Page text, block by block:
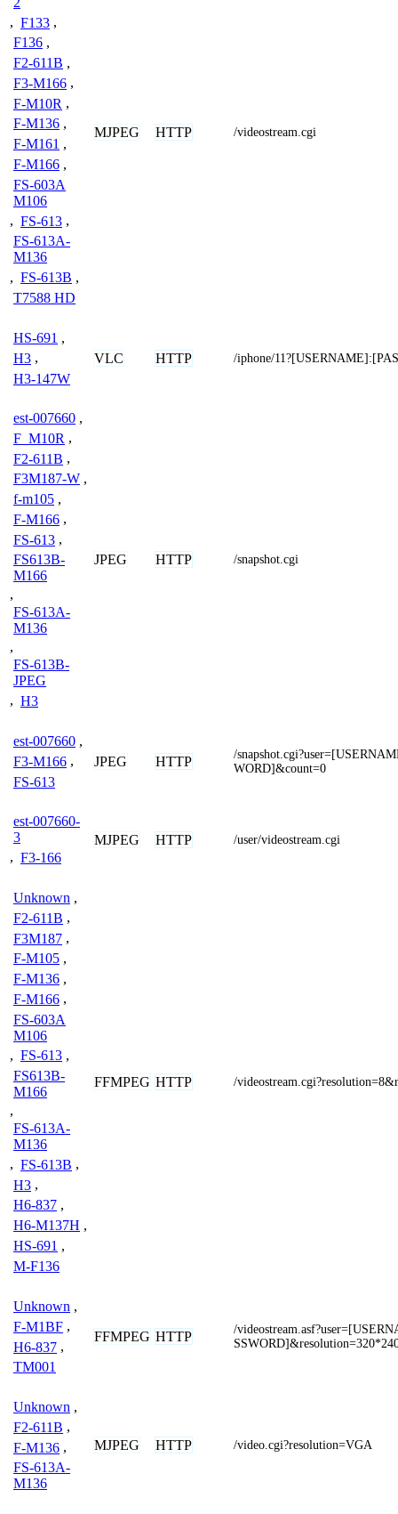
, F133 ,
F136 ,
F2-611B ,
F3-M166 ,
F-M10R ,
F-M136 ,
F-M161 ,
F-M166 ,
FS-603A
M106
, FS-613 ,
FS-613A-
M136
, FS-613B ,
T7588 HD
MJPEG HTTP /videostream.cgi
HS-691 ,
H3 ,
H3-147W
VLC HTTP /iphone/
est-007660 ,
F_M10R ,
F2-611B ,
F3M187-W ,
f-m105 ,
F-M166 ,
FS-613 ,
FS613B-
M166
,
FS-613A-
M136
,
FS-613B-
JPEG
, H3
JPEG HTTP /snapshot.cgi
est-007660 ,
F3-M166 ,
FS-613
JPEG HTTP
/
WORD]&count=0
est-007660-
3
, F3-166
MJPEG HTTP /user/videostream.cgi
Unknown ,
F2-611B ,
F3M187 ,
F-M105 ,
F-M136 ,
F-M166 ,
FS-603A
M106
, FS-613 ,
FS613B-
M166
,
FS-613A-
M136
, FS-613B ,
H3 ,
H6-837 ,
H6-M137H ,
HS-691 ,
M-F136
FFMPEG HTTP /
Unknown ,
F-M1BF ,
H6-837 ,
TM001
FFMPEG HTTP
/
Unknown ,
F2-611B ,
F-M136 ,
FS-613A-
M136
MJPEG HTTP /video.cgi?resolution=VGA